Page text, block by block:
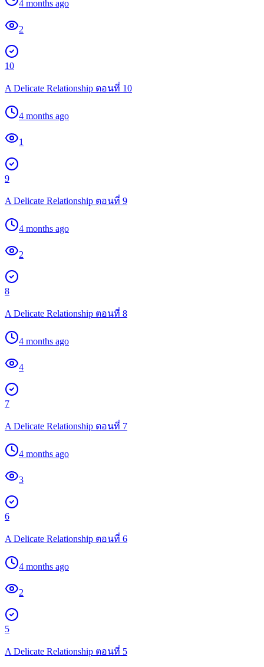
4 months ago
2
10
A Delicate Relationship ตอนที่ 10
4 months ago
1
9
A Delicate Relationship ตอนที่ 9
4 months ago
2
8
A Delicate Relationship ตอนที่ 8
4 months ago
4
7
A Delicate Relationship ตอนที่ 7
4 months ago
3
6
A Delicate Relationship ตอนที่ 6
4 months ago
2
5
A Delicate Relationship ตอนที่ 5